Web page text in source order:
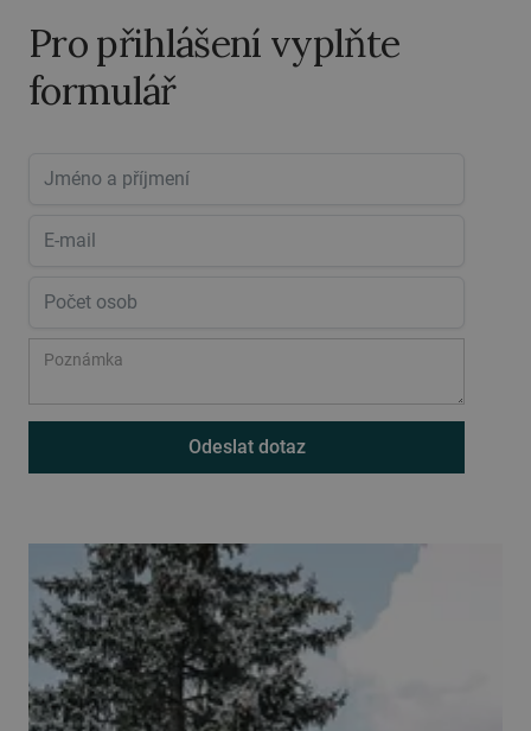
Pro přihlášení vyplňte
formulář